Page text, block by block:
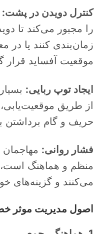
کنترل دویدن در پشت:
را مجبور می‌کند تا
زمان‌بندی کنند یا
موقعیت آفساید قرار
ایجاد توپ ربایی:
از طریق
حریف و گام برداشتن
فشار روانی:
منظم و هماهنگ
می‌کنند و گزینه‌های
اصول مدیریت موثر